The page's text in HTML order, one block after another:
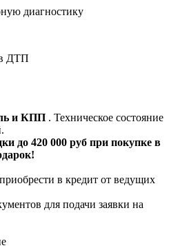
диагностику
в ДТП
и КПП . Техническое состояние
до 420 000 руб при покупке в
в кредит от ведущих
для подачи заявки на